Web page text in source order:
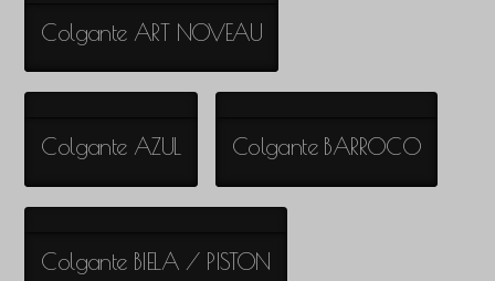
Colgante ART NOVEAU
Colgante AZUL Colgante BARROCO
Colgante BIELA / PISTON